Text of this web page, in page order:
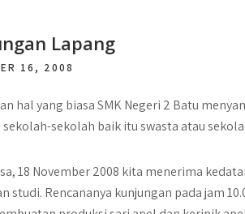
Lapang
16, 2008
hal yang biasa SMK Negeri 2 Batu
sekolah-sekolah baik itu swasta atau
18 November 2008 kita menerima
studi. Rencananya kunjungan pada jam